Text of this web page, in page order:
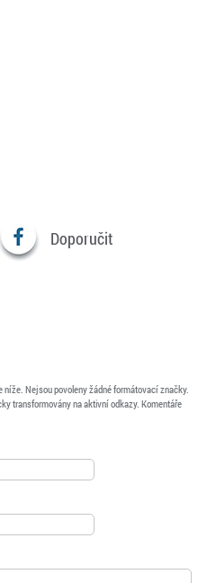
Doporučit
níže. Nejsou povoleny žádné formátovací značky.
transformovány na aktivní odkazy. Komentáře